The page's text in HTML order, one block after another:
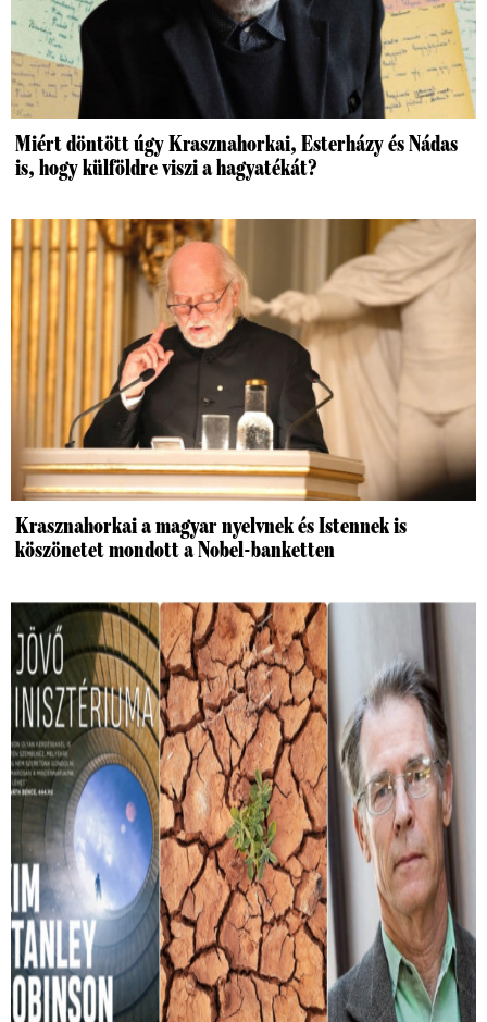
Miért döntött úgy Krasznahorkai, Esterházy és Nádas
is, hogy külföldre viszi a hagyatékát?
Krasznahorkai a magyar nyelvnek és Istennek is
köszönetet mondott a Nobel-banketten
Ez a könyv megjósolta, hogy mit okoznak
a hőhullámok
A Magyarországot sújtó hőség miatt egyre többször jut
eszünkbe Kim Stanley Robinson A Jövő Minisztériuma